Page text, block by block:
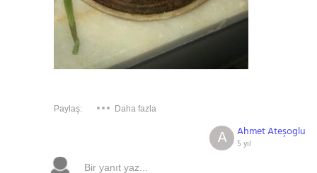
Paylaş: Daha fazla
Ahmet Ateşoglu
5 yıl
A